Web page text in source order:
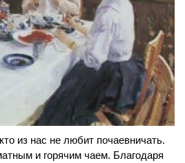
из нас не любит почаевничать.
и горячим чаем. Благодаря